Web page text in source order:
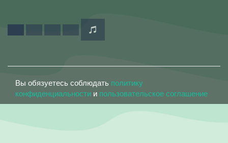
Вы обязуетесь соблюдать политику
конфиденциальности и пользовательское соглашение